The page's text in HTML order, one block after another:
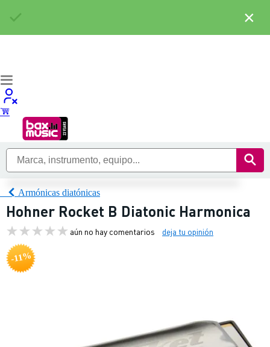
Armónicas diatónicas
Hohner Rocket B Diatonic Harmonica
aún no hay comentarios deja tu opinión
-11%
×